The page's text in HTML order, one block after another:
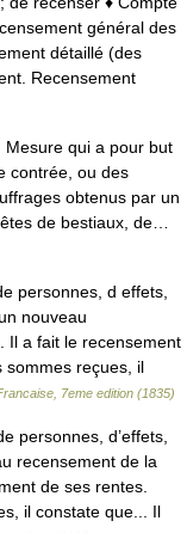
général des
détaillé (des
Recensement
qui a pour but
contrée, ou des
obtenus par un
de bestiaux, de…
personnes, d effets,
nouveau
Il a fait le recensement
sommes reçues, il
7eme edition (1835)
personnes, d’effets,
recensement de la
de ses rentes.
il constate que... Il